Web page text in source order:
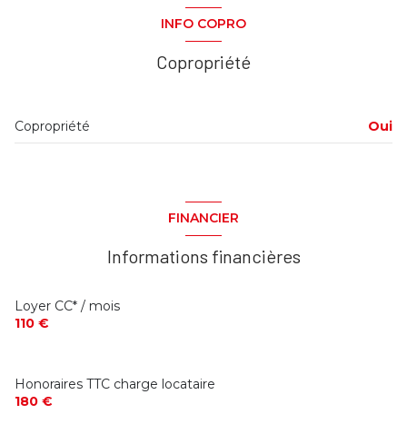
INFO COPRO
Copropriété
Copropriété Oui
FINANCIER
Informations financières
Loyer CC* / mois
110 €
Honoraires TTC charge locataire
180 €